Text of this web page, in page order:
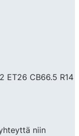
ET26 CB66.5 R14
niin